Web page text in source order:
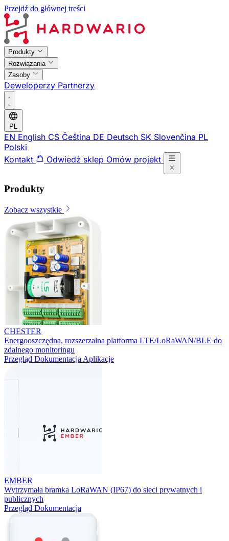
Przejdź do głównej treści
Produkty
Rozwiązania
Zasoby
Deweloperzy Partnerzy
PL
EN English CS Čeština DE Deutsch SK Slovenčina PL
Polski
Kontakt
Odwiedź sklep Omów projekt
Produkty
Zobacz wszystkie
CHESTER
Energooszczędna, rozszerzalna platforma LTE/LoRaWAN/BLE do
zdalnego monitoringu
Przegląd Dokumentacja Aplikacje
EMBER
Wytrzymała bramka LoRaWAN (IP67) do sieci prywatnych i
publicznych
Przegląd Dokumentacja